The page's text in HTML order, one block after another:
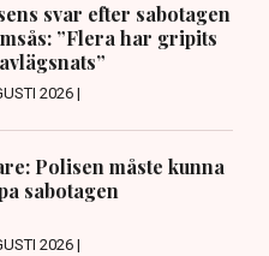
svar efter sabotagen
”Flera har gripits
2026 |
Polisen måste kunna
sabotagen
2026 |